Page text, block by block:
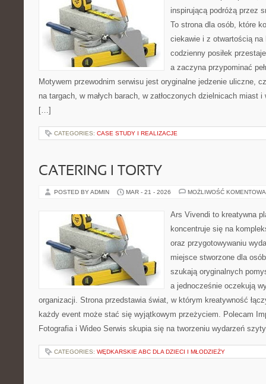
inspirującą podróżą przez
To strona dla osób, które
ciekawie i z otwartością
codzienny posiłek
a zaczyna przypominać
Motywem przewodnim serwisu jest oryginalne jedzenie uliczne,
na targach, w małych barach, w zatłoczonych dzielnicach miast
[…]
CATEGORIES: CASE STUDY I REALIZACJE
CATERING I TORTY
POSTED BY ADMIN MAR - 21 - 2026 MOŻLIWOŚĆ
Ars Vivendi to kreatywna
koncentruje się na
oraz przygotowywaniu
miejsce stworzone dla
szukają oryginalnych
a jednocześnie oczekują
organizacji. Strona przedstawia świat, w którym kreatywność
każdy event może stać się wyjątkowym przeżyciem. Polecam
Fotografia i Wideo Serwis skupia się na tworzeniu wydarzeń
CATEGORIES: WĘDKARSKIE ABC DLA DZIECI I MŁODZIEŻY